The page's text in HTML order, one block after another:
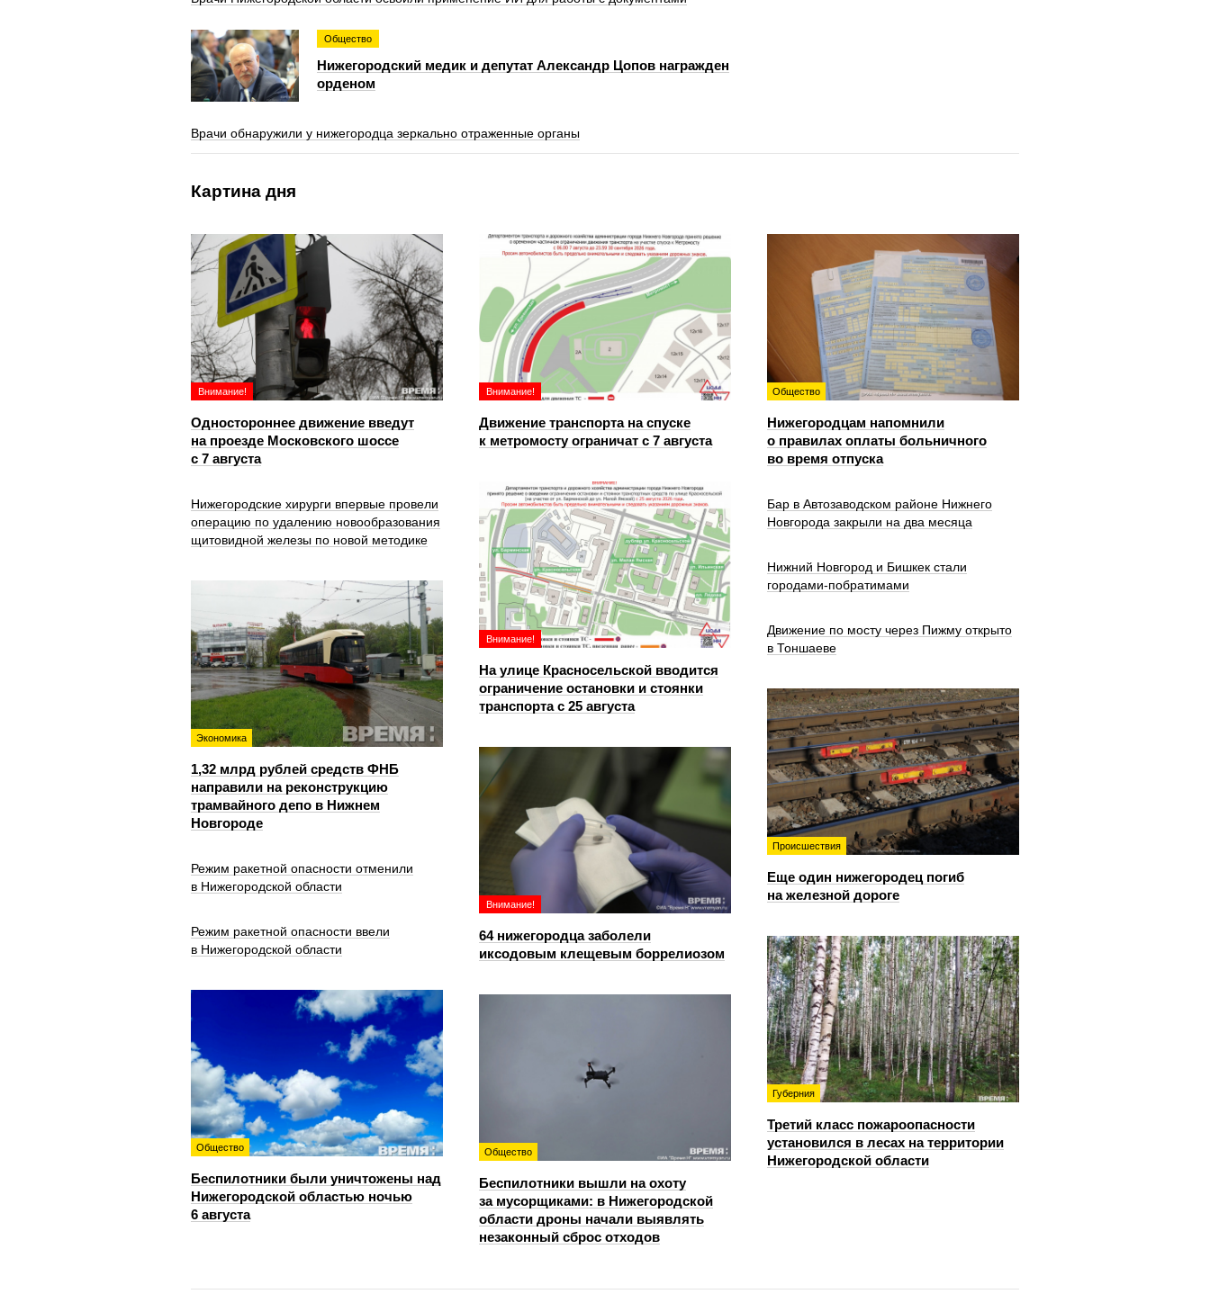
Общество
Нижегородский медик и депутат Александр Цопов награжден
орденом
Врачи обнаружили у нижегородца зеркально отраженные органы
Картина дня
Внимание!
Одностороннее движение введут
на проезде Московского шоссе
с 7 августа
Внимание!
Движение транспорта на спуске
к метромосту ограничат с 7 августа
Общество
Нижегородцам напомнили
о правилах оплаты больничного
во время отпуска
Внимание!
На улице Красносельской вводится
ограничение остановки и стоянки
транспорта с 25 августа
Нижегородские хирурги впервые провели
операцию по удалению новообразования
щитовидной железы по новой методике
Бар в Автозаводском районе Нижнего
Новгорода закрыли на два месяца
Нижний Новгород и Бишкек стали
городами-побратимами
Экономика
1,32 млрд рублей средств ФНБ
направили на реконструкцию
трамвайного депо в Нижнем
Новгороде
Движение по мосту через Пижму открыто
в Тоншаеве
Происшествия
Еще один нижегородец погиб
на железной дороге
Внимание!
64 нижегородца заболели
иксодовым клещевым боррелиозом
Режим ракетной опасности отменили
в Нижегородской области
Режим ракетной опасности ввели
в Нижегородской области
Губерния
Третий класс пожароопасности
установился в лесах на территории
Нижегородской области
Общество
Беспилотники были уничтожены над
Нижегородской областью ночью
6 августа
Общество
Беспилотники вышли на охоту
за мусорщиками: в Нижегородской
области дроны начали выявлять
незаконный сброс отходов